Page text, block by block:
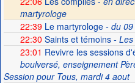
martyrologe
22:39Le martyrologe- du 09
22:30 Saints et témoins- Les
23:01 Revivre les sessions
boulversé, enseignement
Session pour Tous, mardi 4 aout